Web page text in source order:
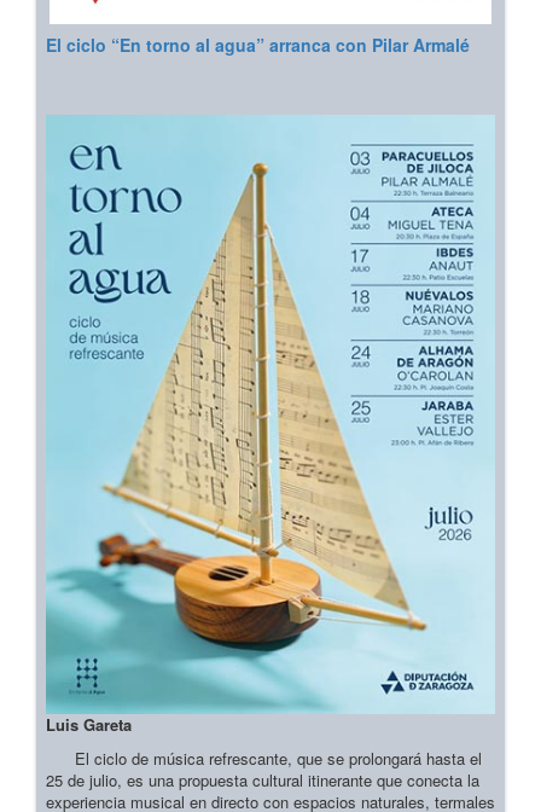
El ciclo “En torno al agua” arranca con Pilar Armalé
Luis Gareta
El ciclo de música refrescante, que se prolongará hasta el
25 de julio, es una propuesta cultural itinerante que conecta la
experiencia musical en directo con espacios naturales, termales